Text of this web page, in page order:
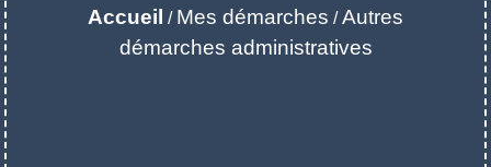
Accueil / Mes démarches /Autres
démarches administratives